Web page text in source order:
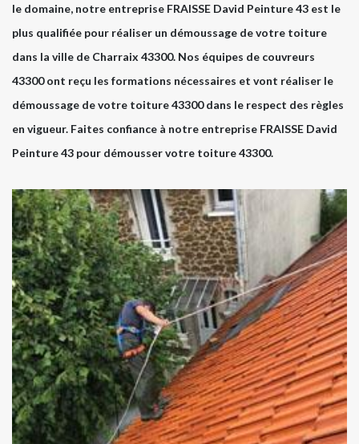
le domaine, notre entreprise FRAISSE David Peinture 43 est le
plus qualifiée pour réaliser un démoussage de votre toiture
dans la ville de Charraix 43300. Nos équipes de couvreurs
43300 ont reçu les formations nécessaires et vont réaliser le
démoussage de votre toiture 43300 dans le respect des règles
en vigueur. Faites confiance à notre entreprise FRAISSE David
Peinture 43 pour démousser votre toiture 43300.